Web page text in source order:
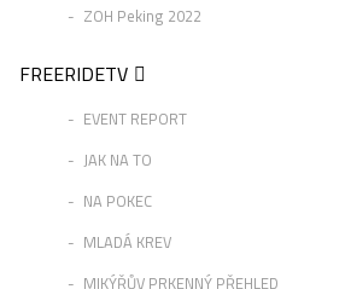
ZOH Peking 2022
FREERIDETV
EVENT REPORT
JAK NA TO
NA POKEC
MLADÁ KREV
MIKÝŘŮV PRKENNÝ PŘEHLED